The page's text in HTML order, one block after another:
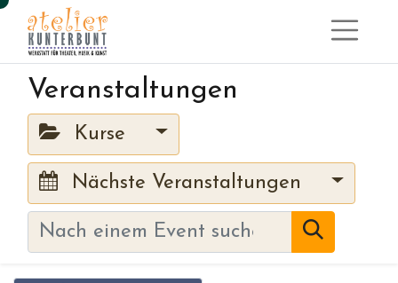
Veranstaltungen
Kurse
Nächste Veranstaltungen